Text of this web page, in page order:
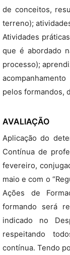
de conceitos,
terreno);
Atividades
que é abordado
processo);
pelos formandos,
AVALIAÇÃO
Aplicação do
Contínua de
fevereiro,
maio e com o
Ações de
formando será
indicado no
respeitando
contínua. Tendo